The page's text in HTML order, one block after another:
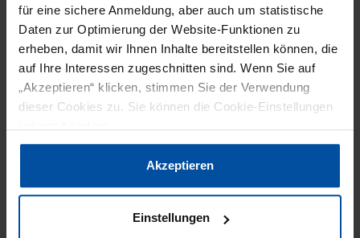
für eine sichere Anmeldung, aber auch um statistische
Daten zur Optimierung der Website-Funktionen zu
erheben, damit wir Ihnen Inhalte bereitstellen können, die
auf Ihre Interessen zugeschnitten sind. Wenn Sie auf
„Akzeptieren“ klicken, stimmen Sie der Verwendung
dieser Cookies zu. Sie können die Cookie-Einstellungen
Datenschutzerklärung|Impressum
Akzeptieren
Einstellungen
VERPACKUNG NEWS
23. Februar 2021
SAPPI UND SYNTEGON BÜNDELN IHRE
KRÄFTE
Der Druck auf die Markenartikler und damit auf
die Verpackungsbranche seitens Konsumenten,
Handel und Gesetzgeber, ressourcenschonende